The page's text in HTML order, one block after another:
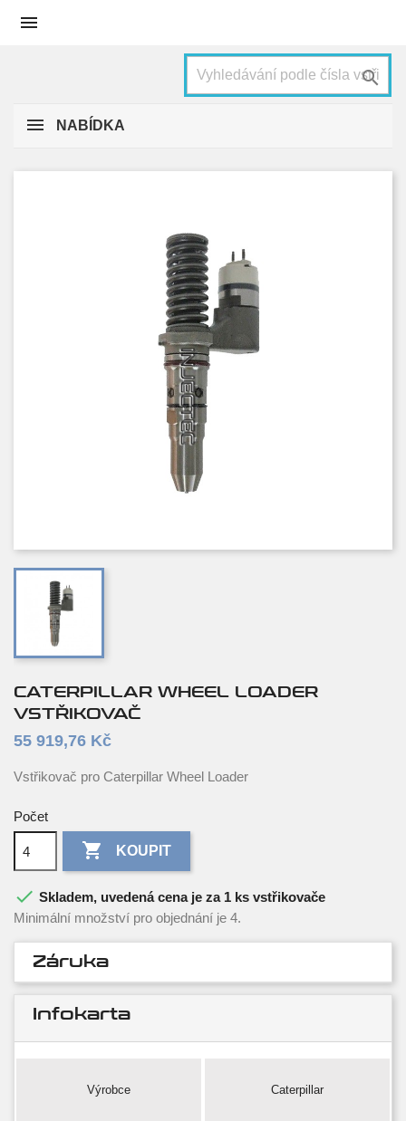


NABÍDKA
CATERPILLAR WHEEL LOADER
VSTŘIKOVAČ
55 919,76 Kč
Vstřikovač pro Caterpillar Wheel Loader
Počet
 KOUPIT
 Skladem, uvedená cena je za 1 ks vstřikovače
Minimální množství pro objednání je 4.
Záruka
Infokarta
Výrobce Caterpillar